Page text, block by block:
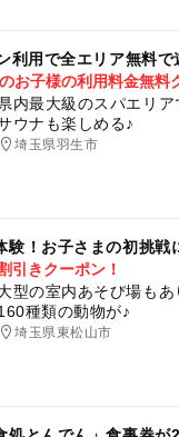
利用で全エリア無料
お子様の利用料金無料
内最大級のスパエリ
ウナも楽しめる♪
埼玉県羽生市
験！お子さまの初挑戦
引きクーポン！
型の室内あそび場も
種類の動物が♪
埼玉県東松山市